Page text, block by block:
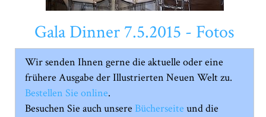
Gala Dinner 7.5.2015 - Fotos
Wir senden Ihnen gerne die aktuelle oder eine
frühere Ausgabe der Illustrierten Neuen Welt zu.
Bestellen Sie online.
Besuchen Sie auch unsere Bücherseite und die